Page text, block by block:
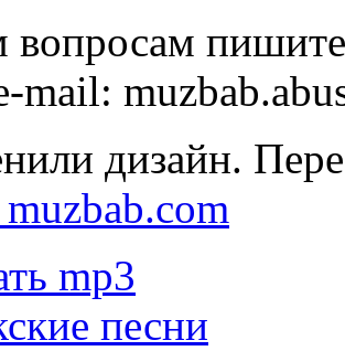
вопросам
mail:
дизайн.
mp3
песни